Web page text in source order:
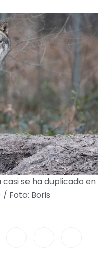
se ha duplicado en
Foto: Boris